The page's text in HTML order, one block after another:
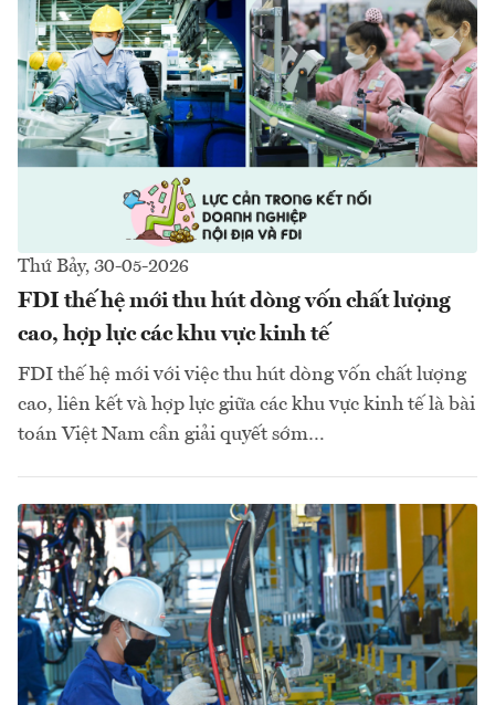
Thứ Bảy, 30-05-2026
FDI thế hệ mới thu hút dòng vốn chất lượng
cao, hợp lực các khu vực kinh tế
FDI thế hệ mới với việc thu hút dòng vốn chất lượng
cao, liên kết và hợp lực giữa các khu vực kinh tế là bài
toán Việt Nam cần giải quyết sớm…